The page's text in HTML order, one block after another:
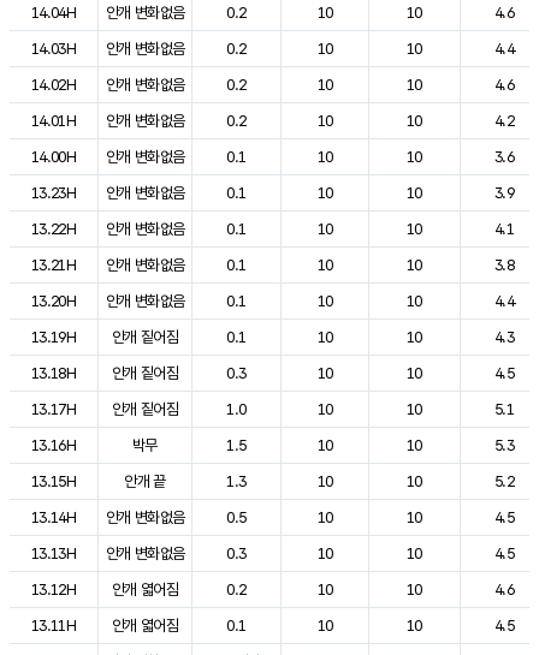
14.04H
안개 변화없음 0.2 10 10
4.6
14.03H
안개 변화없음 0.2 10 10
4.4
14.02H
안개 변화없음 0.2 10 10
4.6
14.01H
안개 변화없음 0.2 10 10
4.2
14.00H
안개 변화없음 0.1 10 10
3.6
13.23H
안개 변화없음 0.1 10 10
3.9
13.22H
안개 변화없음 0.1 10 10
4.1
13.21H
안개 변화없음 0.1 10 10
3.8
13.20H
안개 변화없음 0.1 10 10
4.4
13.19H
안개 짙어짐 0.1 10 10
4.3
13.18H
안개 짙어짐 0.3 10 10
4.5
13.17H
안개 짙어짐 1.0 10 10
5.1
13.16H
박무 1.5 10 10
5.3
13.15H
안개 끝 1.3 10 10
5.2
13.14H
안개 변화없음 0.5 10 10
4.5
13.13H
안개 변화없음 0.3 10 10
4.5
13.12H
안개 엷어짐 0.2 10 10
4.6
13.11H
안개 엷어짐 0.1 10 10
4.5